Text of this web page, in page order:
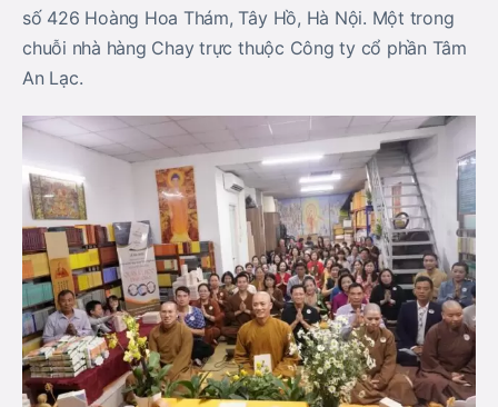
số 426 Hoàng Hoa Thám, Tây Hồ, Hà Nội. Một trong
chuỗi nhà hàng Chay trực thuộc Công ty cổ phần Tâm
An Lạc.